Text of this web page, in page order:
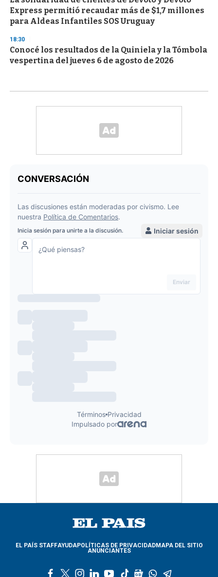
Express permitió recaudar más de $1,7 millones
para Aldeas Infantiles SOS Uruguay
18:30
Conocé los resultados de la Quiniela y la Tómbola
vespertina del jueves 6 de agosto de 2026
EL PAÍS STAFFAYUDAPOLÍTICAS DE PRIVACIDADMAPA DEL SITIO
ANUNCIANTES
l
y
t
g
w